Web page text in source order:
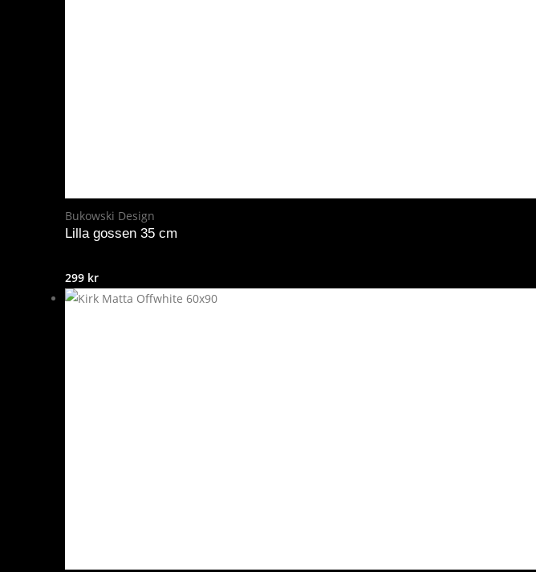
Bukowski Design
Lilla gossen 35 cm
299 kr